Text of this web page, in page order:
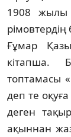
1908 жылы
Ғұмар
кітапша.
топтамасы
деп те
деген
ақыннан